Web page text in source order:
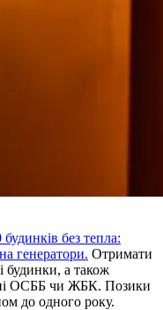
без тепла:
генератори. Отримати
а також
ОСББ чи ЖБК. Позики
до одного року.